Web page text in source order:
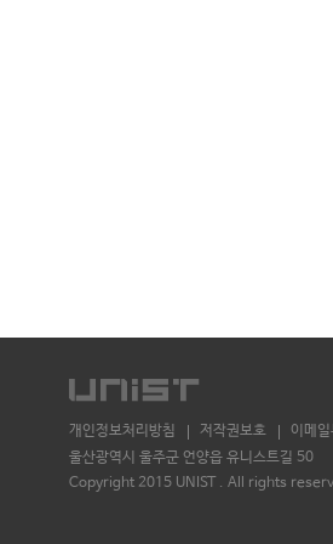
개인정보처리방침 저작권보호
이메
울산광역시 울주군 언양읍 유니스트길 50
Copyright 2015 UNIST . All rights